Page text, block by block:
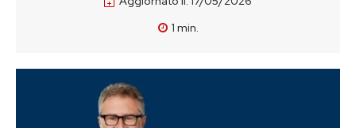
1 min.